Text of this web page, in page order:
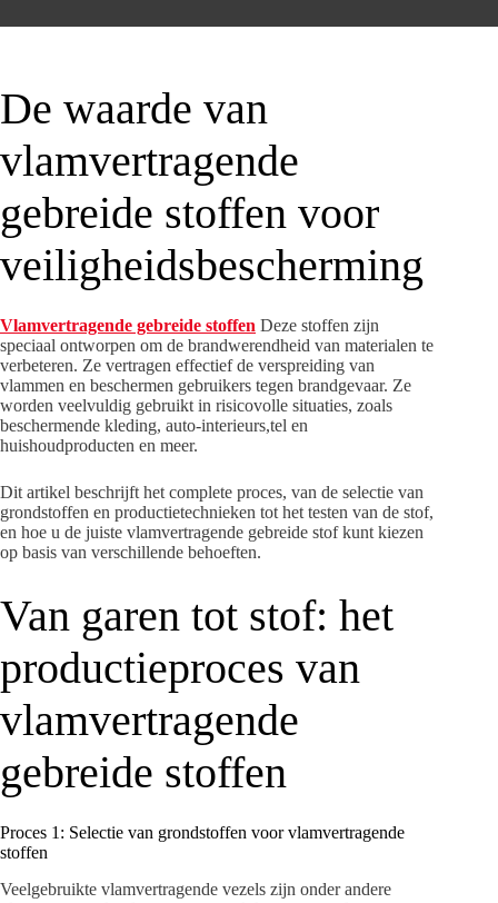
De waarde van
vlamvertragende
gebreide stoffen voor
veiligheidsbescherming
Vlamvertragende gebreide stoffen Deze stoffen zijn
speciaal ontworpen om de brandwerendheid van materialen te
verbeteren. Ze vertragen effectief de verspreiding van
vlammen en beschermen gebruikers tegen brandgevaar. Ze
worden veelvuldig gebruikt in risicovolle situaties, zoals
beschermende kleding, auto-interieurs,tel en
huishoudproducten en meer.
Dit artikel beschrijft het complete proces, van de selectie van
grondstoffen en productietechnieken tot het testen van de stof,
en hoe u de juiste vlamvertragende gebreide stof kunt kiezen
op basis van verschillende behoeften.
Van garen tot stof: het
productieproces van
vlamvertragende
gebreide stoffen
Proces 1: Selectie van grondstoffen voor vlamvertragende
stoffen
Veelgebruikte vlamvertragende vezels zijn onder andere